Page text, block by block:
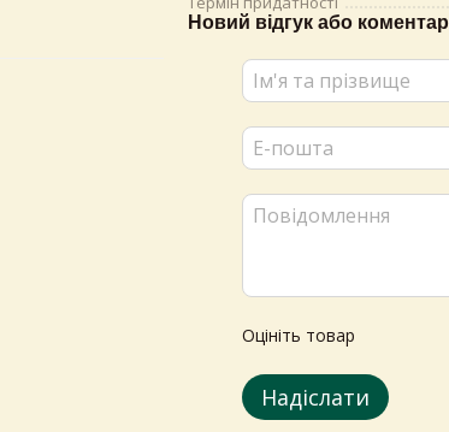
Новий відгук або коментар
Оцініть товар
Надіслати